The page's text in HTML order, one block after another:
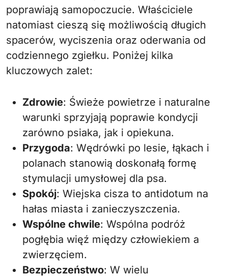
poprawiają samopoczucie. Właściciele
natomiast cieszą się możliwością długich
spacerów, wyciszenia oraz oderwania od
codziennego zgiełku. Poniżej kilka
kluczowych zalet:
Zdrowie: Świeże powietrze i naturalne
warunki sprzyjają poprawie kondycji
zarówno psiaka, jak i opiekuna.
Przygoda: Wędrówki po lesie, łąkach i
polanach stanowią doskonałą formę
stymulacji umysłowej dla psa.
Spokój: Wiejska cisza to antidotum na
hałas miasta i zanieczyszczenia.
Wspólne chwile: Wspólna podróż
pogłębia więź między człowiekiem a
zwierzęciem.
Bezpieczeństwo: W wielu